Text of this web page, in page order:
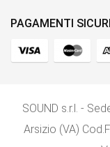
PAGAMENTI SICURI
SOUND s.r.l. -
Arsizio (VA)